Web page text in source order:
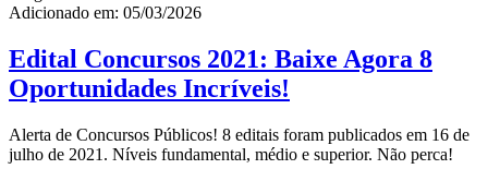
Adicionado em: 05/03/2026
Edital Concursos 2021: Baixe Agora 8
Oportunidades Incríveis!
Alerta de Concursos Públicos! 8 editais foram publicados em 16 de
julho de 2021. Níveis fundamental, médio e superior. Não perca!